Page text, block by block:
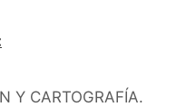
Y CARTOGRAFÍA.